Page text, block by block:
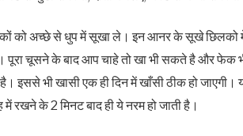
को अच्छे से धुप में सूखा ले। इन आनर के सूखे छिलको
चूसने के बाद आप चाहे तो खा भी सकते है और फेक
इससे भी खासी एक ही दिन में खाँसी ठीक हो
में रखने के 2 मिनट बाद ही ये नरम हो जाती है।